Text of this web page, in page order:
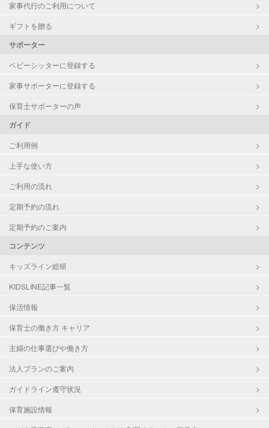
家事代行のご利用について
ギフトを贈る
サポーター
ベビーシッターに登録する
家事サポーターに登録する
保育士サポーターの声
ガイド
ご利用例
上手な使い方
ご利用の流れ
定期予約の流れ
定期予約のご案内
コンテンツ
キッズライン総研
KIDSLINE記事一覧
保活情報
保育士の働き方 キャリア
主婦の仕事選びや働き方
法人プランのご案内
ガイドライン遵守状況
保育施設情報